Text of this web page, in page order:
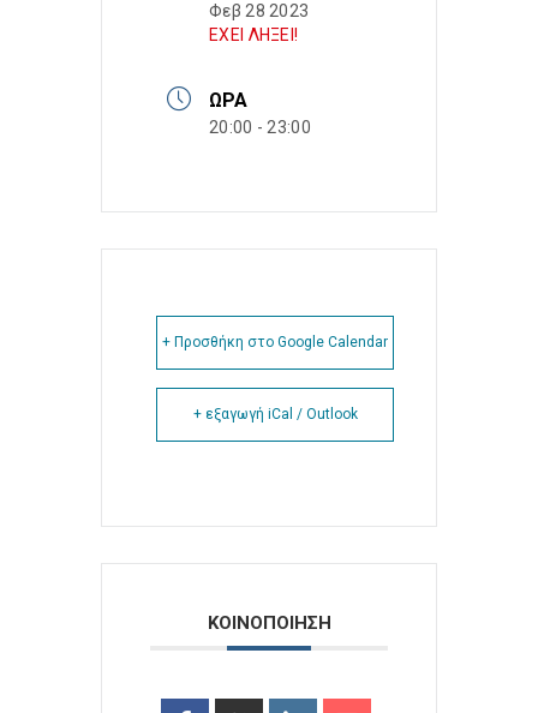
Φεβ 28 2023
ΕΧΕΙ ΛΗΞΕΙ!
ΏΡΑ
20:00 - 23:00
+ Προσθήκη στο Google Calendar
+ εξαγωγή iCal / Outlook
ΚΟΙΝΟΠΟΙΗΣΗ